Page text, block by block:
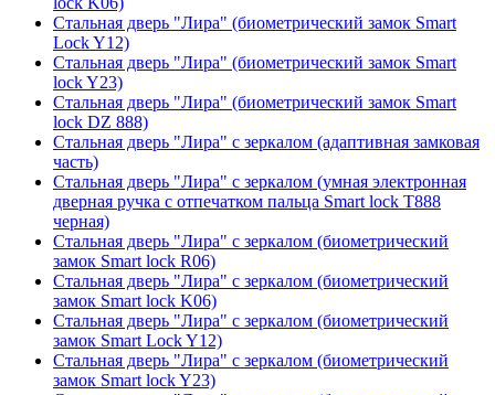
Стальная дверь "Лира" (биометрический замок Smart
Lock Y12)
Стальная дверь "Лира" (биометрический замок Smart
lock Y23)
Стальная дверь "Лира" (биометрический замок Smart
lock DZ 888)
Стальная дверь "Лира" с зеркалом (адаптивная замковая
часть)
Стальная дверь "Лира" с зеркалом (умная электронная
дверная ручка с отпечатком пальца Smart lock T888
черная)
Стальная дверь "Лира" с зеркалом (биометрический
замок Smart lock R06)
Стальная дверь "Лира" с зеркалом (биометрический
замок Smart lock K06)
Стальная дверь "Лира" с зеркалом (биометрический
замок Smart Lock Y12)
Стальная дверь "Лира" с зеркалом (биометрический
замок Smart lock Y23)